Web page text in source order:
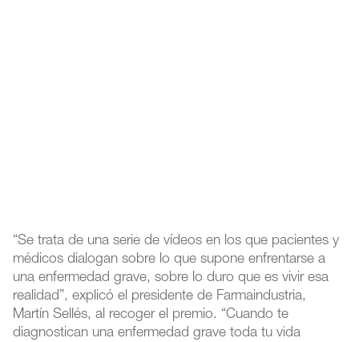
“Se trata de una serie de vídeos en los que pacientes y
médicos dialogan sobre lo que supone enfrentarse a
una enfermedad grave, sobre lo duro que es vivir esa
realidad”, explicó el presidente de Farmaindustria,
Martín Sellés, al recoger el premio. “Cuando te
diagnostican una enfermedad grave toda tu vida